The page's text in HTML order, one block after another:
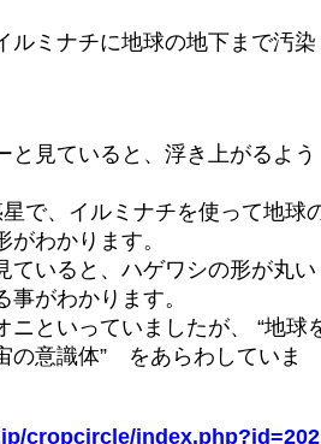
ミナチに地球の地下まで汚染
と見ていると、浮き上がるよう
で、イルミナチを使って地球
わかります。
ていると、ハゲワシの形が丸い
がわかります。
ニといっていましたが、 “地球
の意識体” をあらわしていま
cropcircle/index.php?id=202